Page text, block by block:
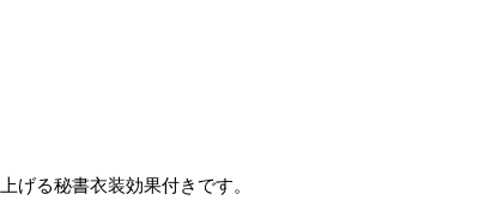
げる秘書衣装効果付きです。